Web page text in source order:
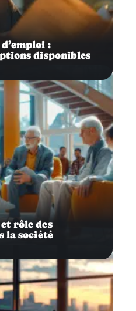
:
disponibles
rôle des
la société